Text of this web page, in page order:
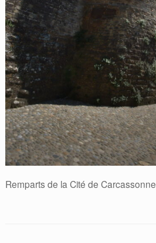
Remparts de la Cité de Carcassonne